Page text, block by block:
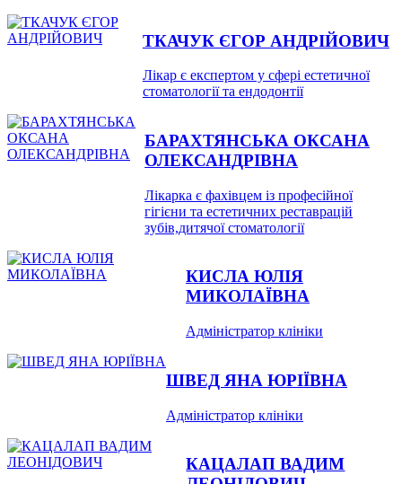
ТКАЧУК ЄГОР АНДРІЙОВИЧ
Лікар є експертом у сфері естетичної
стоматології та ендодонтії
БАРАХТЯНСЬКА ОКСАНА
ОЛЕКСАНДРІВНА
Лікарка є фахівцем із професійної
гігієни та естетичних реставрацій
зубів,дитячої стоматології
КИСЛА ЮЛІЯ
МИКОЛАЇВНА
Адміністратор клініки
ШВЕД ЯНА ЮРІЇВНА
Адміністратор клініки
КАЦАЛАП ВАДИМ